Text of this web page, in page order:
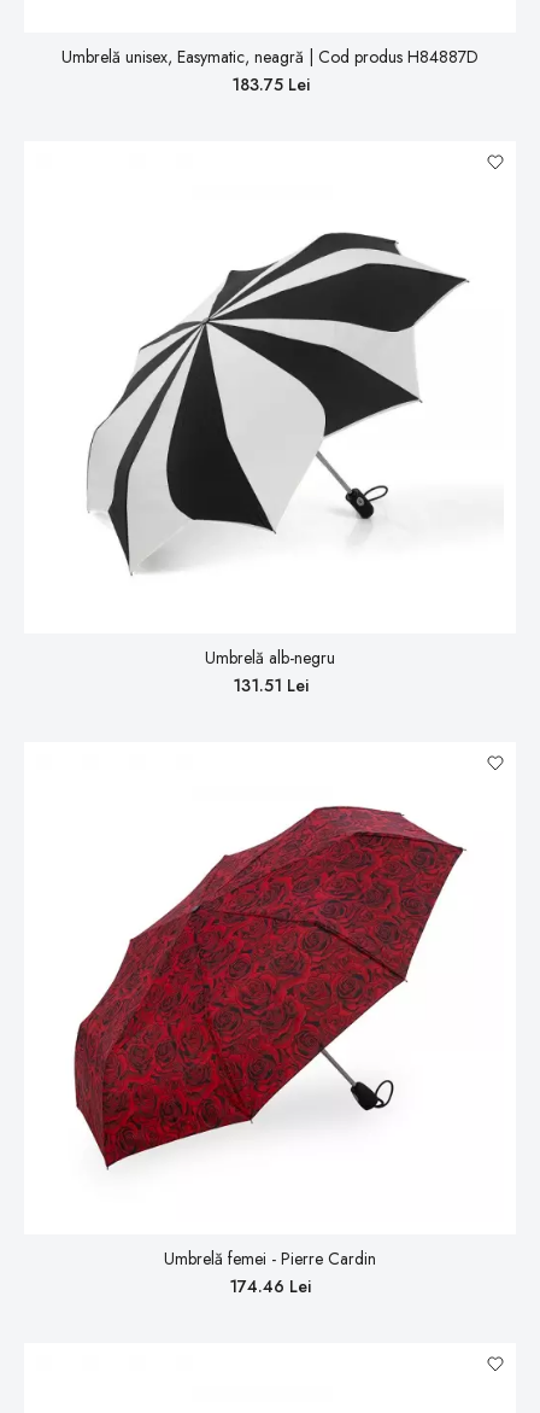
Umbrelă unisex, Easymatic, neagră | Cod produs H84887D
183.75 Lei
Umbrelă alb-negru
131.51 Lei
Umbrelă femei - Pierre Cardin
174.46 Lei